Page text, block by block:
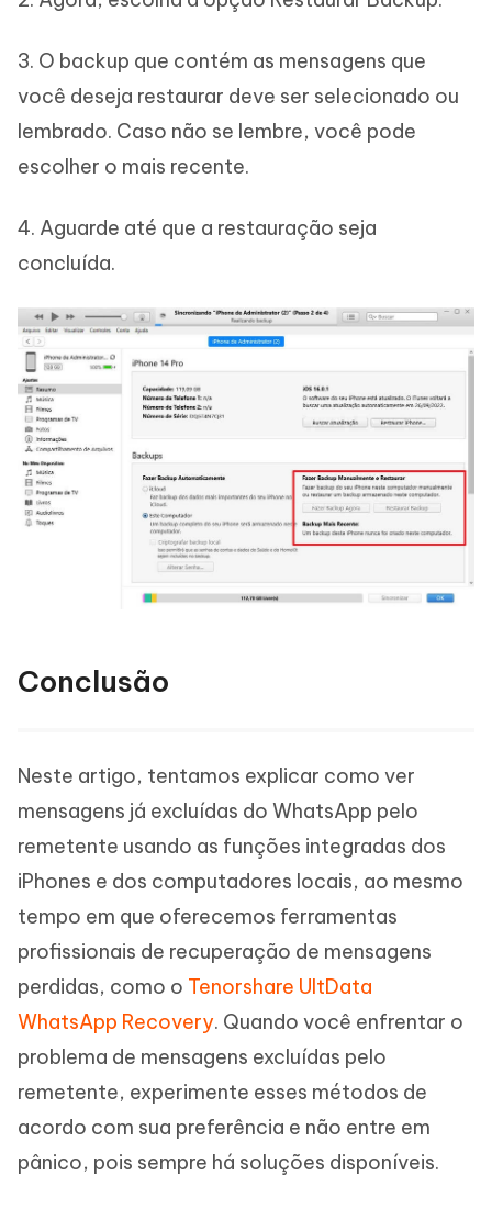
3. O backup que contém as mensagens que
você deseja restaurar deve ser selecionado ou
lembrado. Caso não se lembre, você pode
escolher o mais recente.
4. Aguarde até que a restauração seja
concluída.
Conclusão
Neste artigo, tentamos explicar como ver
mensagens já excluídas do WhatsApp pelo
remetente usando as funções integradas dos
iPhones e dos computadores locais, ao mesmo
tempo em que oferecemos ferramentas
profissionais de recuperação de mensagens
perdidas, como o Tenorshare UltData
WhatsApp Recovery. Quando você enfrentar o
problema de mensagens excluídas pelo
remetente, experimente esses métodos de
acordo com sua preferência e não entre em
pânico, pois sempre há soluções disponíveis.